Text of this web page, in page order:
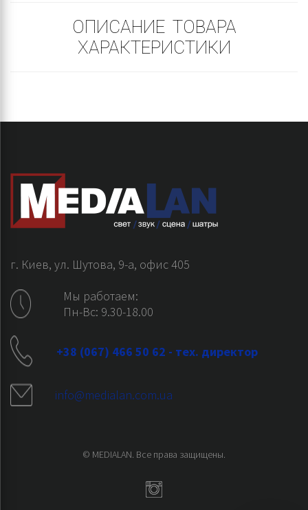
ОПИСАНИЕ ТОВАРА
ХАРАКТЕРИСТИКИ
г. Киев, ул. Шутова, 9-а, офис 405
Мы работаем:
Пн-Вс: 9.30-18.00
+38 (067) 466 50 62 - тех. директор
info@medialan.com.ua
© MEDIALAN. Все права защищены.